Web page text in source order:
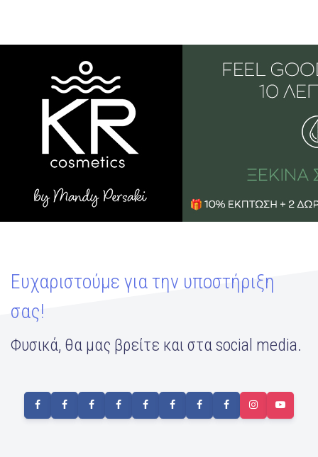
Ευχαριστούμε για την υποστήριξη
σας!
Φυσικά, θα μας βρείτε και στα social media.